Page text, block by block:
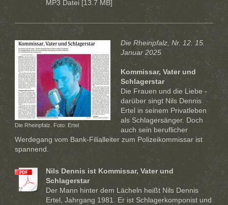
MP3 Datei [13.7 MB]
Die Rheinpfalz. Foto: Ertel
Die Rheinpfalz, Nr. 12. 15.
Januar 2025
Kommissar, Vater und
Schlagerstar
Die Frauen und die Liebe -
darüber singt Nils Dennis
Ertel in seinem Privatleben
als Schlagersänger. Doch
auch sein beruflicher
Werdegang vom Bank-Filialleiter zum Polizeikommissar ist
spannend.
Nils Dennis ist Kommissar, Vater und
Schlagerstar
Der Mann hinter dem Lächeln heißt Nils Dennis
Ertel, Jahrgang 1981. Er ist Schlagerkomponist und